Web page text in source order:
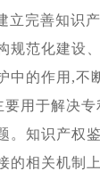
立完善知识
规范化建设
中的作用,不
要用于解决
。知识产权
的相关机制